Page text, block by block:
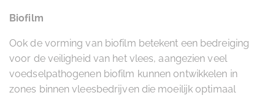
Biofilm
Ook de vorming van biofilm betekent een bedreiging
voor de veiligheid van het vlees, aangezien veel
voedselpathogenen biofilm kunnen ontwikkelen in
zones binnen vleesbedrijven die moeilijk optimaal